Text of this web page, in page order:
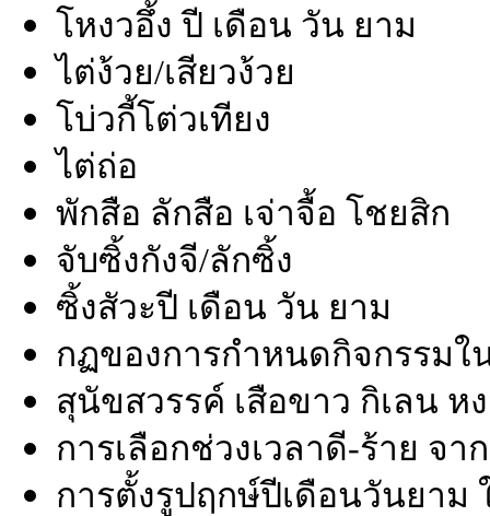
โหงวอึ้ง ปี เดือน วัน ยาม
ไต่ง้วย/เสียวง้วย
โบ่วกี้โต่วเทียง
ไต่ถ่อ
พักสือ ลักสือ เจ่าจื้อ โชยสิก
จับซิ้งกังจี/ลักซิ้ง
ซิ้งสัวะปี เดือน วัน ยาม
กฏของการกำหนดกิจกรรมใ
สุนัขสวรรค์ เสือขาว กิเลน ห
การเลือกช่วงเวลาดี-ร้าย จา
การตั้งรูปฤกษ์ปีเดือนวันยาม